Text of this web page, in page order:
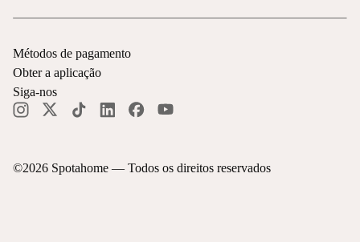
©2026 Spotahome — Todos os direitos reservados
Métodos de pagamento
Obter a aplicação
Siga-nos